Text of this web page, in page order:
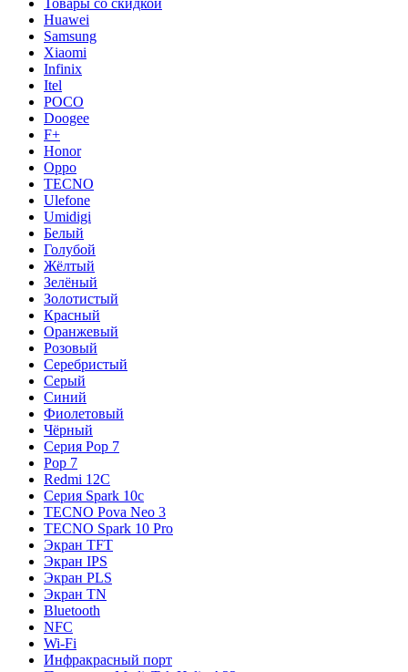
Huawei
Samsung
Xiaomi
Infinix
Itel
POCO
Doogee
F+
Honor
Oppo
TECNO
Ulefone
Umidigi
Белый
Голубой
Жёлтый
Зелёный
Золотистый
Красный
Оранжевый
Розовый
Серебристый
Серый
Синий
Фиолетовый
Чёрный
Серия Pop 7
Pop 7
Redmi 12C
Серия Spark 10c
TECNO Pova Neo 3
TECNO Spark 10 Pro
Экран TFT
Экран IPS
Экран PLS
Экран TN
Bluetooth
NFC
Wi-Fi
Инфракрасный порт